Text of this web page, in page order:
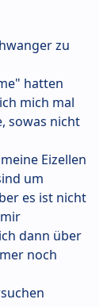
zu
hatten
mich mal
sowas nicht
Eizellen
um
es ist nicht
dann über
noch